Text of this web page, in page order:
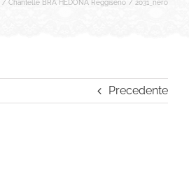
Chantelle BRA HEDONA Reggiseno 2031_nero
Precedente